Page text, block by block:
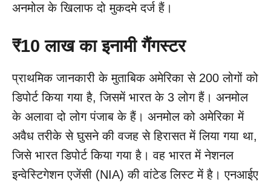
अनमोल के खिलाफ दो मुकदमे दर्ज हैं।
₹10 लाख का इनामी गैंगस्टर
प्राथमिक जानकारी के मुताबिक अमेरिका से 200 लोगों को
डिपोर्ट किया गया है, जिसमें भारत के 3 लोग हैं। अनमोल
के अलावा दो लोग पंजाब के हैं। अनमोल को अमेरिका में
अवैध तरीके से घुसने की वजह से हिरासत में लिया गया था,
जिसे भारत डिपोर्ट किया गया है। वह भारत में नेशनल
इन्वेस्टिगेशन एजेंसी (NIA) की वांटेड लिस्ट में है। एनआईए